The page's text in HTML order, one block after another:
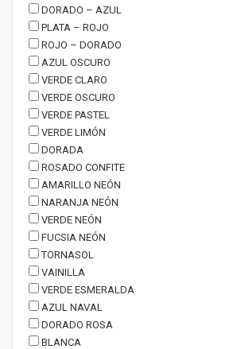
DORADO – AZUL
PLATA – ROJO
ROJO – DORADO
AZUL OSCURO
VERDE CLARO
VERDE OSCURO
VERDE PASTEL
VERDE LIMÓN
DORADA
ROSADO CONFITE
AMARILLO NEÓN
NARANJA NEÓN
VERDE NEÓN
FUCSIA NEÓN
TORNASOL
VAINILLA
VERDE ESMERALDA
AZUL NAVAL
DORADO ROSA
BLANCA